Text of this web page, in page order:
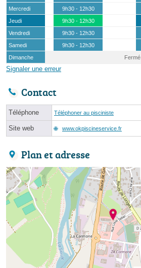
Mercredi
9h30 - 12h30
Jeudi
9h30 - 12h30
Vendredi
9h30 - 12h30
Samedi
9h30 - 12h30
Dimanche
Fermé
Signaler une erreur
Contact
Téléphone Téléphoner au pisciniste
Site web www.okpiscineservice.fr
Plan et adresse